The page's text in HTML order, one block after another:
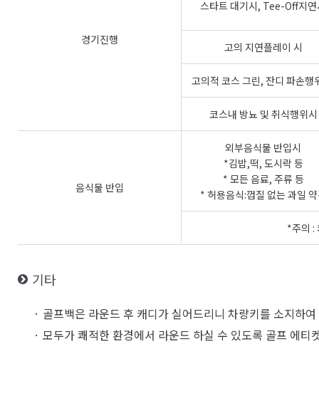
경기진행
스타트 대기시, Tee-Off지연
고의 지연플레이 시
고의적 코스 그린, 잔디 파손행
코스내 방뇨 및 취식행위시
음식물 반입
외부음식물 반입시
*김밥,떡, 도시락 등
* 모든 음료, 주류 등
* 허용음식:껍질 없는 과일
*주의 :
기타
· 골프백은 라운드 후 캐디가 실어드리니 차량키를 소지하
· 모두가 쾌적한 환경에서 라운드 하실 수 있도록 골프 에티